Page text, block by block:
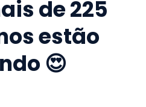
de225
estão
😍